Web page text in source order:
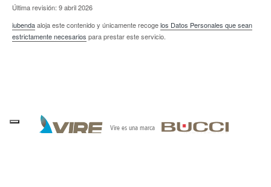
Última revisión: 9 abril 2026
iubendaaloja este contenido y únicamente recogelos Datos Personales que sean
estrictamente necesarios para prestar este servicio.
Vire es una marca